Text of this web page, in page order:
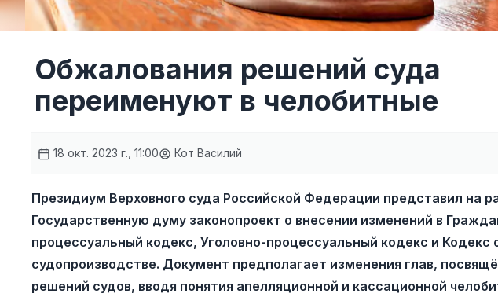
Обжалования решений суда
переименуют в челобитные
18 окт. 2023 г., 11:00 Кот Василий
Президиум Верховного суда Российской Федерации представил на
Государственную думу законопроект о внесении изменений в
процессуальный кодекс, Уголовно-процессуальный кодекс и
судопроизводстве. Документ предполагает изменения глав,
решений судов, вводя понятия апелляционной и кассационной